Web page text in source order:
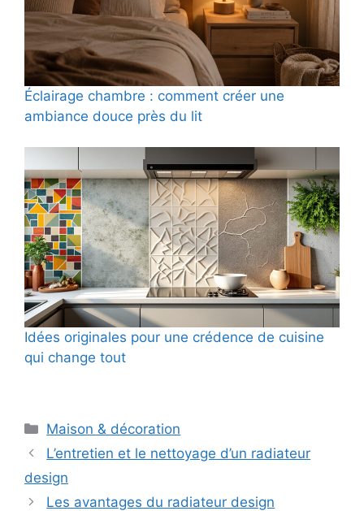
Éclairage chambre : comment créer une
ambiance douce près du lit
Idées originales pour une crédence de cuisine
qui change tout
Catégories
Maison & décoration
L’entretien et le nettoyage d’un radiateur
design
Les avantages du radiateur design